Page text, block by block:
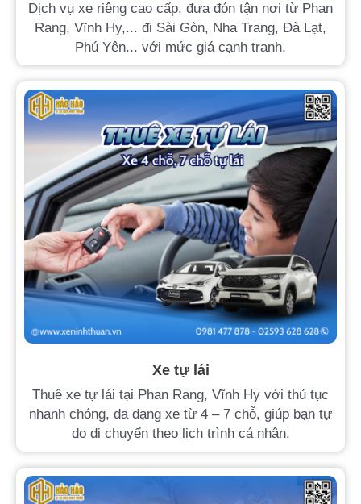
Dịch vụ xe riêng cao cấp, đưa đón tận nơi từ Phan
Rang, Vĩnh Hy,... đi Sài Gòn, Nha Trang, Đà Lạt,
Phú Yên... với mức giá cạnh tranh.
Xe tự lái
Thuê xe tự lái tại Phan Rang, Vĩnh Hy với thủ tục
nhanh chóng, đa dạng xe từ 4 – 7 chỗ, giúp bạn tự
do di chuyển theo lịch trình cá nhân.